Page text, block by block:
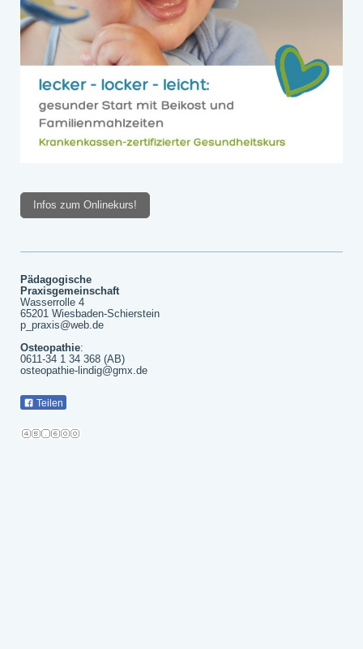
Infos zum Onlinekurs!
Pädagogische
Praxisgemeinschaft
Wasserrolle 4
65201 Wiesbaden-Schierstein
p_praxis@web.de
Osteopathie:
0611-34 1 34 368 (AB)
osteopathie-lindig@gmx.de
Teilen